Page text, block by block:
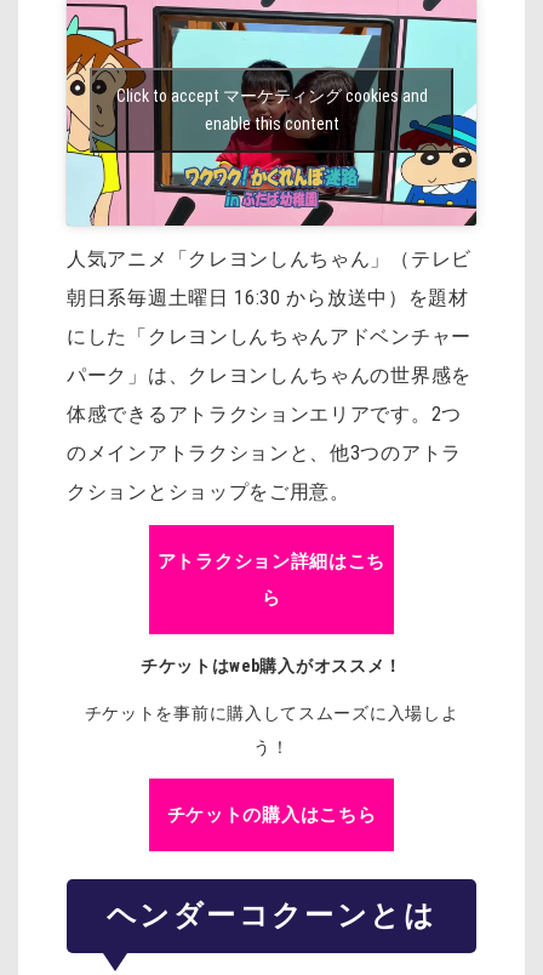
Click to accept マーケティング cookies and
enable this content
人気アニメ「クレヨンしんちゃん」（テレビ
朝日系毎週土曜日 16:30 から放送中）を題材
にした「クレヨンしんちゃんアドベンチャー
パーク」は、クレヨンしんちゃんの世界感を
体感できるアトラクションエリアです。2つ
のメインアトラクションと、他3つのアトラ
クションとショップをご用意。
アトラクション詳細はこち
ら
チケットはweb購入がオススメ！
チケットを事前に購入してスムーズに入場しよ
う！
チケットの購入はこちら
ヘンダーコクーンとは